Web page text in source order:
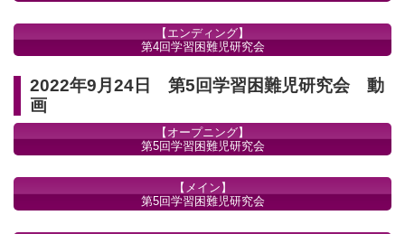
【エンディング】
第4回学習困難児研究会
2022年9月24日 第5回学習困難児研究会 動
画
【オープニング】
第5回学習困難児研究会
【メイン】
第5回学習困難児研究会